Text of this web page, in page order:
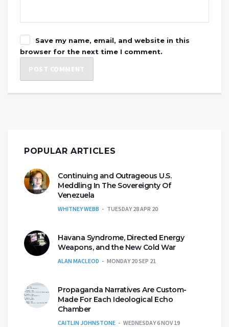
Save my name, email, and website in this
browser for the next time I comment.
POPULAR ARTICLES
Continuing and Outrageous U.S.
Meddling In The Sovereignty Of
Venezuela
WHITNEY WEBB TUESDAY 28 APR 20
Havana Syndrome, Directed Energy
Weapons, and the New Cold War
ALAN MACLEOD MONDAY 20 SEP 21
Propaganda Narratives Are Custom-
Made For Each Ideological Echo
Chamber
CAITLIN JOHNSTONE WEDNESDAY 6 NOV 19